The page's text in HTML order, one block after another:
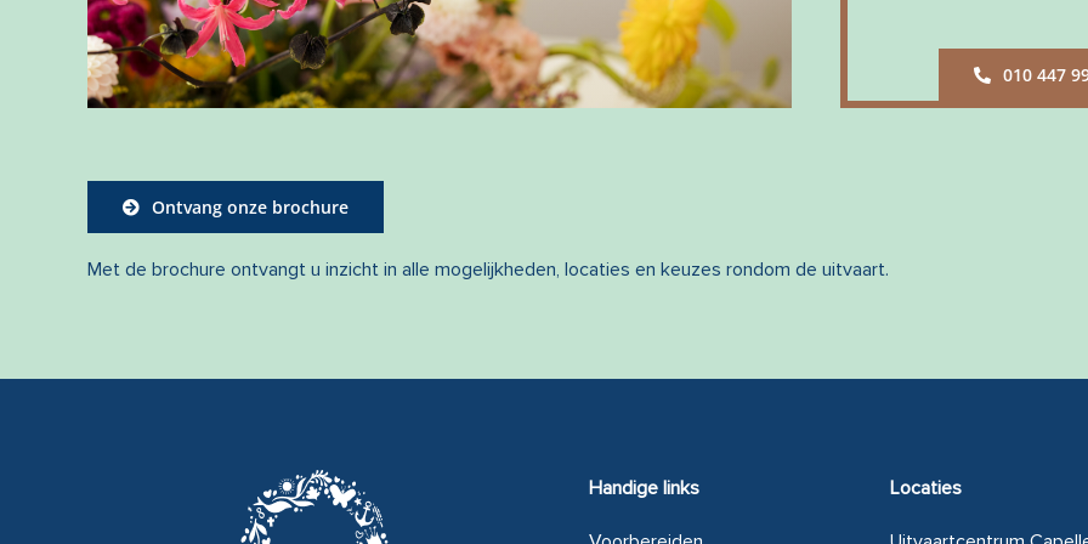
010 447
Ontvang onze brochure
Met de brochure ontvangt u inzicht in alle mogelijkheden, locaties en keuzes rondom de uitvaart.
Handige links Locaties